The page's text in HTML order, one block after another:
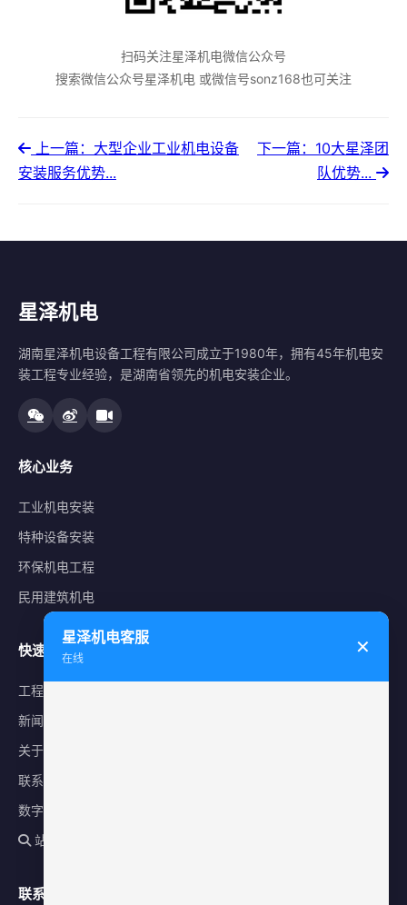
扫码关注星泽机电微信公众号
搜索微信公众号星泽机电 或微信号sonz168也可关注
上一篇：大型企业工业机电设备
安装服务优势...
下一篇：10大星泽团
队优势...
星泽机电
湖南星泽机电设备工程有限公司成立于1980年，拥有45年机电安
装工程专业经验，是湖南省领先的机电安装企业。
核心业务
工业机电安装
特种设备安装
环保机电工程
民用建筑机电
快速导航
工程案例
新闻中心
关于星泽
联系我们
数字化平台
站内搜索
联系方式
星泽机电客服
在线
✕